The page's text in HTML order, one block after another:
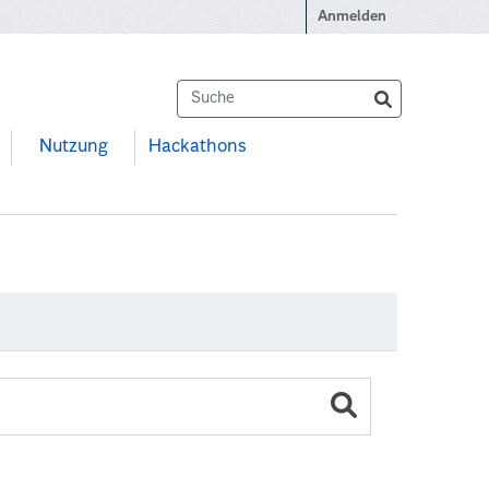
Anmelden
Nutzung Hackathons